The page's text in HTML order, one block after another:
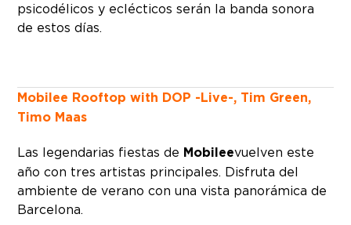
psicodélicos y eclécticos serán la banda sonora
de estos días.
Mobilee Rooftop with DOP -Live-, Tim Green,
Timo Maas
Las legendarias fiestas de Mobileevuelven este
año con tres artistas principales. Disfruta del
ambiente de verano con una vista panorámica de
Barcelona.